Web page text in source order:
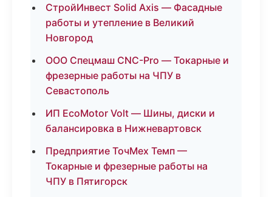
СтройИнвест Solid Axis — Фасадные
работы и утепление в Великий
Новгород
ООО Спецмаш CNC-Pro — Токарные и
фрезерные работы на ЧПУ в
Севастополь
ИП EcoMotor Volt — Шины, диски и
балансировка в Нижневартовск
Предприятие ТочМех Темп —
Токарные и фрезерные работы на
ЧПУ в Пятигорск